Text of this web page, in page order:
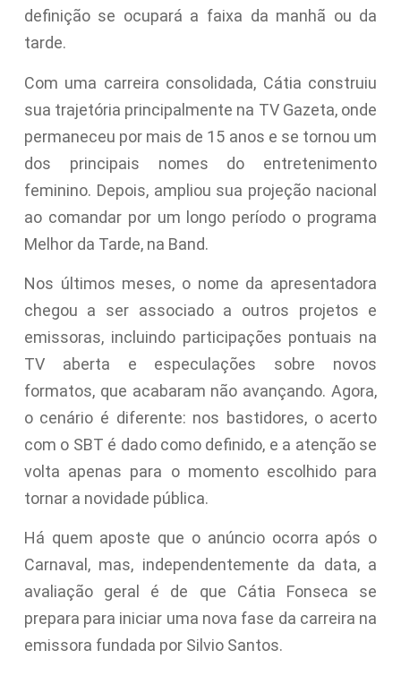
definição se ocupará a faixa da manhã ou da
tarde.
Com uma carreira consolidada, Cátia construiu
sua trajetória principalmente na TV Gazeta, onde
permaneceu por mais de 15 anos e se tornou um
dos principais nomes do entretenimento
feminino. Depois, ampliou sua projeção nacional
ao comandar por um longo período o programa
Melhor da Tarde, na Band.
Nos últimos meses, o nome da apresentadora
chegou a ser associado a outros projetos e
emissoras, incluindo participações pontuais na
TV aberta e especulações sobre novos
formatos, que acabaram não avançando. Agora,
o cenário é diferente: nos bastidores, o acerto
com o SBT é dado como definido, e a atenção se
volta apenas para o momento escolhido para
tornar a novidade pública.
Há quem aposte que o anúncio ocorra após o
Carnaval, mas, independentemente da data, a
avaliação geral é de que Cátia Fonseca se
prepara para iniciar uma nova fase da carreira na
emissora fundada por Silvio Santos.